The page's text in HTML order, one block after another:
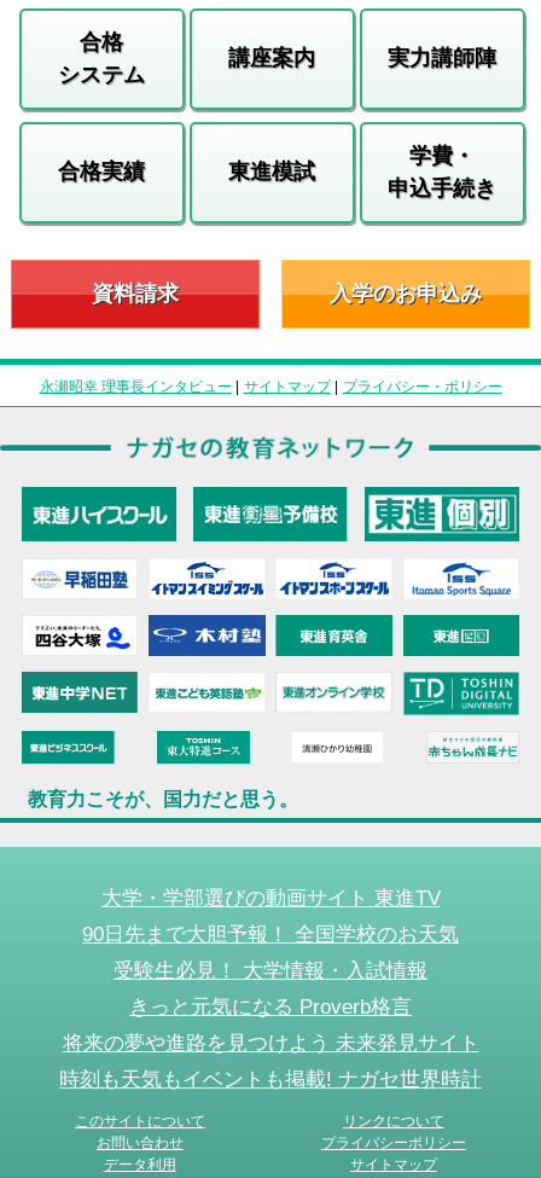
合格
システム
講座案内 実力講師陣
合格実績 東進模試
学費・
申込手続き
資料請求 入学のお申込み
永瀬昭幸 理事長インタビュー | サイトマップ| プライバシー・ポリシー
教育力こそが、国力だと思う。
大学・学部選びの動画サイト 東進TV
90日先まで大胆予報！ 全国学校のお天気
受験生必見！ 大学情報・入試情報
きっと元気になる Proverb格言
将来の夢や進路を見つけよう 未来発見サイト
時刻も天気もイベントも掲載! ナガセ世界時計
このサイトについて
リンクについて
お問い合わせ
プライバシーポリシー
データ利用
サイトマップ